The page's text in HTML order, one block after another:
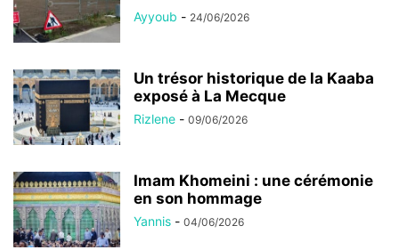
Ayyoub - 24/06/2026
Un trésor historique de la Kaaba
exposé à La Mecque
Rizlene - 09/06/2026
Imam Khomeini : une cérémonie
en son hommage
Yannis - 04/06/2026